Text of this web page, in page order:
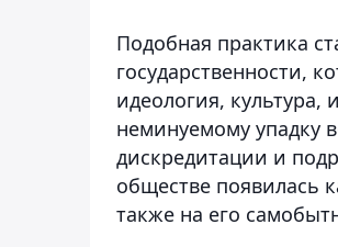
Подобная практика
государственности,
идеология, культура,
неминуемому упадку
дискредитации и
обществе появилась
также на его